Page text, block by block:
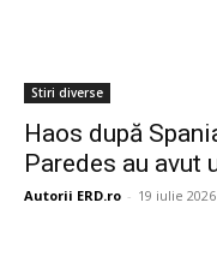
Stiri diverse
Haos după
Paredes au avut
Autorii ERD.ro - 19 iulie 2026